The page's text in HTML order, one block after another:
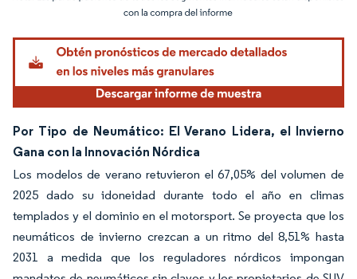
Imagen © Mordor Intelligence. El uso requiere atribución según CC BY 4.0.
Por Tipo de Neumático: El Verano Lidera, el Invierno
Gana con la Innovación Nórdica
Los modelos de verano retuvieron el 67,05% del volumen de
2025 dado su idoneidad durante todo el año en climas
templados y el dominio en el motorsport. Se proyecta que los
neumáticos de invierno crezcan a un ritmo del 8,51% hasta
2031 a medida que los reguladores nórdicos impongan